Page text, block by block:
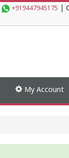
+919447945175
My Account